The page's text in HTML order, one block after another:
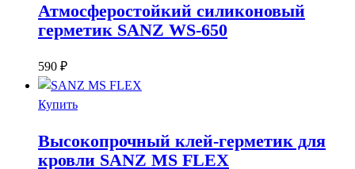
Атмосферостойкий силиконовый
герметик SANZ WS-650
590 ₽
Купить
Высокопрочный клей-герметик для
кровли SANZ MS FLEX